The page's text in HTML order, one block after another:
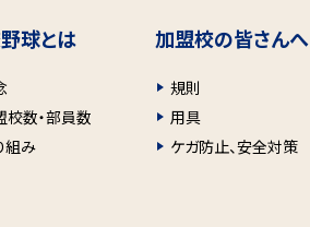
球とは
校数・部員数
組み
加盟校の皆さんへ
規則
用具
ケガ防止、安全対策